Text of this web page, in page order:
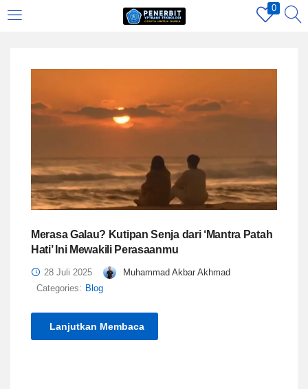
0
REGISTER
Remember me
Login
Merasa Galau? Kutipan Senja dari ‘Mantra Patah
Hati’ Ini Mewakili Perasaanmu
28 Juli 2025
Muhammad Akbar Akhmad
Categories: Blog
Lanjutkan Membaca